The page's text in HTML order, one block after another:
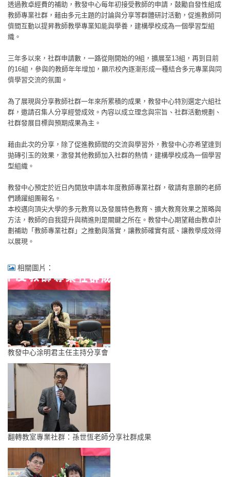
透過教卓經費的補助，教發中心每年初接受教師的申請，鼓勵自發性組成
教師專業社群，藉由多元主題的討論與分享等群體研討活動，促進教師同
儕間互動以提昇教師教學專業知能與學養，建構學校成為一個學習型組
織。
三年多以來，社群申請數，一路從剛開始的9組，擴展至13組，再到目前
的16組，參與的教師年年增加，顯示校內逐漸形成一種結合多元專業與同
儕學習交流的氛圍。
為了展現與分享教師社群一年來所累積的成果，教發中心特別選定六組社
群，邀請召集人分享經營成效。內容以成立理念與宗旨、社群活動規劃、
社群發展目標與預期成果為主。
藉由此次的分享，除了促進教師間的交流與學習外，教發中心亦希望達到
拋磚引玉的效果，激發其他教師加入社群的熱情，建構學校成為一個學習
型組織。
教發中心預定於近日內開放申請本年度教師專業社群，敬請有意願的老師
們踴躍組團報名。
本校邁向頂尖大學的多元教育以及發展特色教育、擴大教育效果之策略與
方法，教師的自我提升與精進則是關鍵之所在。教發中心期望藉由教卓計
劃補助「教師專業社群」之推動與落實，讓教師確實有感、讓教學成效得
以展現。
相關圖片：
教發中心涂明君主任主持分享會
翻轉教室專業社群：孫世恆老師分享社群成果